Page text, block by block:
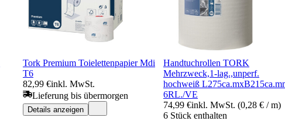
Tork Premium Toielettenpapier Mdi
T6
82,99 €inkl. MwSt.
Lieferung bis übermorgen
Details anzeigen
Handtuchrollen TORK
Mehrzweck,1-lag.,unperf.
hochweiß
6RL./VE
74,99 €inkl. MwSt. (0,28 € / m)
6 Stück enthalten